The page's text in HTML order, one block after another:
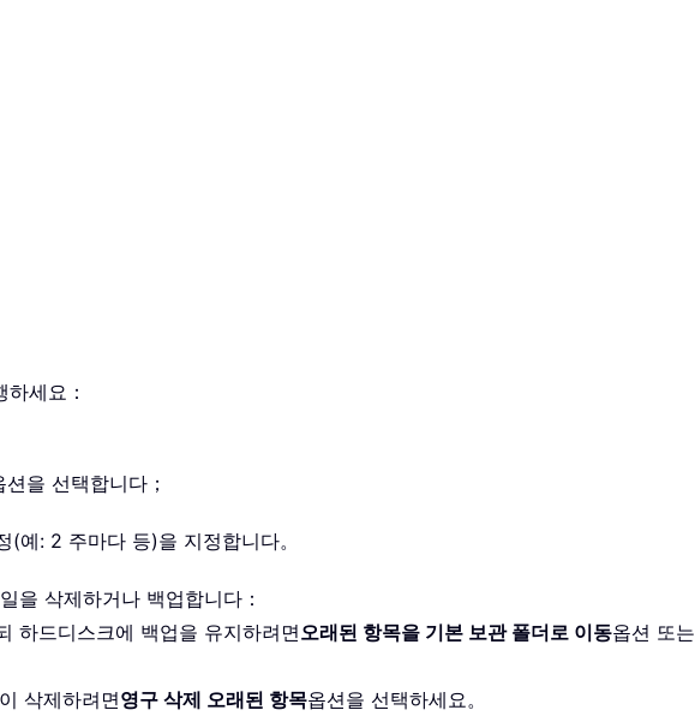
세요：
션을 선택합니다；
예: 2 주마다 등)을 지정합니다。
을 삭제하거나 백업합니다：
하드디스크에 백업을 유지하려면오래된 항목을 기본 보관 폴더로 이동옵션 또는
삭제하려면영구 삭제 오래된 항목옵션을 선택하세요。